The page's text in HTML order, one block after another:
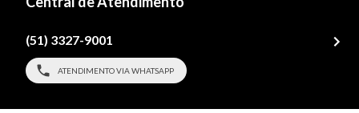
(51) 3327-9001
ATENDIMENTO VIA WHATSAPP